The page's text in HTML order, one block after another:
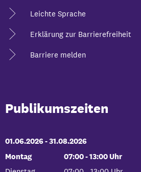
Leichte Sprache
Erklärung zur Barrierefreiheit
Barriere melden
Publikumszeiten
01.06.2026-bis
31.08.2026
Montag
07:00-13:00Uhr
Von 07:00 bis 13:00 Uhr